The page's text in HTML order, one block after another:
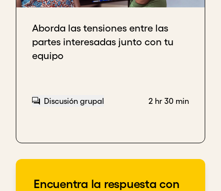
Aborda las tensiones entre las
partes interesadas junto con tu
equipo
Discusión grupal 2 hr 30 min
Encuentra la respuesta con